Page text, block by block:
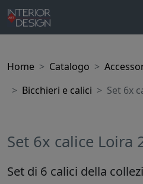
Home Catalogo
Bicchieri e calici
Set 6x
Set 6x calice Loira
Set di 6 calici della